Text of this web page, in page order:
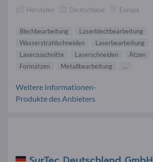
Hersteller Deutschland Europa
Blechbearbeitung
Laserblechbearbeitung
Wasserstrahlschneiden
Laserbearbeitung
Laserzuschnitte
Laserschneiden
Ätzen
Formätzen
Metallbearbeitung ...
Weitere Informationen-
Produkte des Anbieters